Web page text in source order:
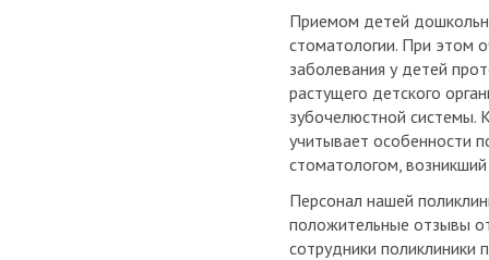
Приемом детей
стоматологии. При этом
заболевания у детей
растущего детского
зубочелюстной системы.
учитывает особенности
стоматологом,
Персонал нашей
положительные отзывы
сотрудники поликлиники